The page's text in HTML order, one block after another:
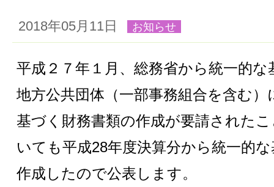
2018年05月11日 お知らせ
平成２７年１月、総務省から統一的
地方公共団体（一部事務組合を含む
基づく財務書類の作成が要請された
いても平成28年度決算分から統一的
作成したので公表します。